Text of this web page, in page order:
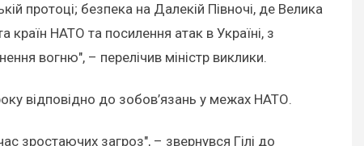
протоці; безпека на Далекій Півночі, де Велика
країн НАТО та посилення атак в Україні, з
вогню", – перелічив міністр виклики.
відповідно до зобов’язань у межах НАТО.
зростаючих загроз", – звернувся Гілі до